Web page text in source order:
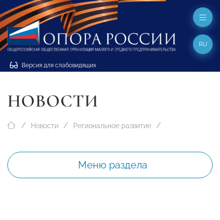
Версия для слабовидящих
RU
НОВОСТИ
Новости Региональное развитие
Меню раздела